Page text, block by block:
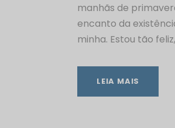
manhãs de
encanto da
minha. Estou tão
LEIA MAIS